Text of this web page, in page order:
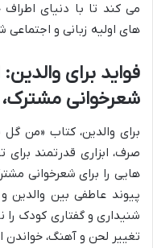
می کند تا با دنیای اطراف
های اولیه زبانی و
فواید برای والدین:
شعرخوانی
برای والدین، کتاب «من
صرف، ابزاری قدرتمند
هایی را برای شعرخوانی
پیوند عاطفی بین والدین
شنیداری و گفتاری کودک را
تغییر لحن و آهنگ، خواندن